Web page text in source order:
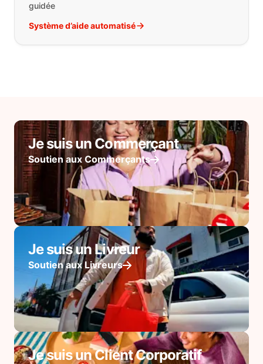
guidée
Système d’aide automatisé
Je suis un Commerçant
Soutien aux Commerçants
Je suis un Livreur
Soutien aux Livreurs
Je suis un Client Corporatif